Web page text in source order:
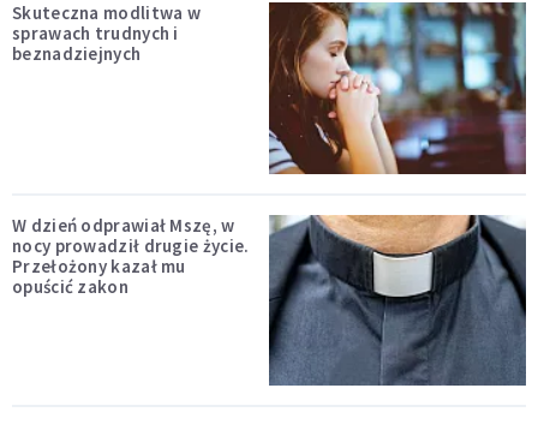
Skuteczna modlitwa w
sprawach trudnych i
beznadziejnych
W dzień odprawiał Mszę, w
nocy prowadził drugie życie.
Przełożony kazał mu
opuścić zakon